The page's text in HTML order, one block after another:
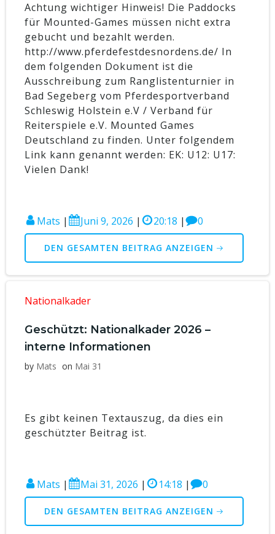
Achtung wichtiger Hinweis! Die Paddocks
für Mounted-Games müssen nicht extra
gebucht und bezahlt werden.
http://www.pferdefestdesnordens.de/ In
dem folgenden Dokument ist die
Ausschreibung zum Ranglistenturnier in
Bad Segeberg vom Pferdesportverband
Schleswig Holstein e.V / Verband für
Reiterspiele e.V. Mounted Games
Deutschland zu finden. Unter folgendem
Link kann genannt werden: EK: U12: U17:
Vielen Dank!
Mats | Juni 9, 2026 | 20:18 | 0
DEN GESAMTEN BEITRAG ANZEIGEN
Nationalkader
Geschützt: Nationalkader 2026 –
interne Informationen
by Mats on Mai 31
Es gibt keinen Textauszug, da dies ein
geschützter Beitrag ist.
Mats | Mai 31, 2026 | 14:18 | 0
DEN GESAMTEN BEITRAG ANZEIGEN